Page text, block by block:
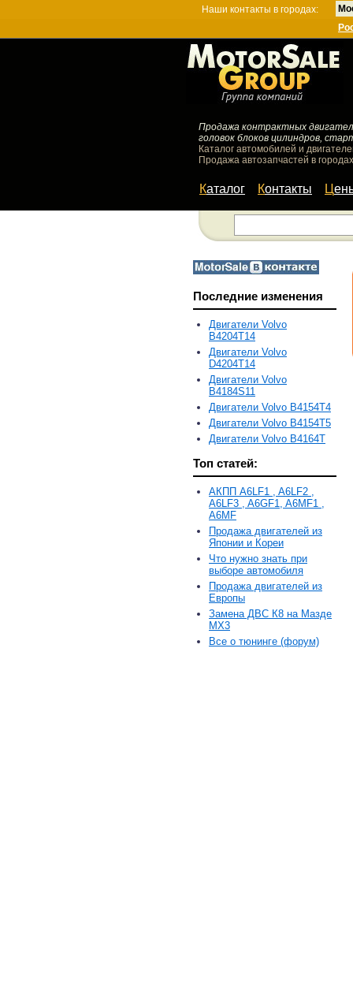
Наши контакты в городах:
Продажа контрактных
головок блоков цилиндров,
Каталог автомобилей и
Продажа автозапчастей в
Каталог Контакты
Последние изменения
Двигатели Volvo
B4204T14
Двигатели Volvo
D4204T14
Двигатели Volvo
B4184S11
Двигатели Volvo B4154T4
Двигатели Volvo B4154T5
Двигатели Volvo B4164T
Топ статей:
АКПП A6LF1 , A6LF2 ,
A6LF3 , A6GF1, A6MF1 ,
A6MF
Продажа двигателей из
Японии и Кореи
Что нужно знать при
выборе автомобиля
Продажа двигателей из
Европы
Замена ДВС К8 на Мазде
MX3
Все о тюнинге (форум)